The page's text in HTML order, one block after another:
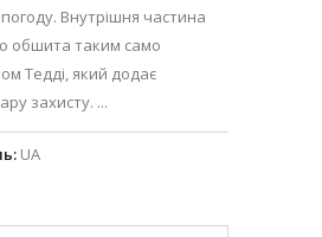
Внутрішня частина
обшита таким само
Тедді, який додає
захисту. ...
: UA